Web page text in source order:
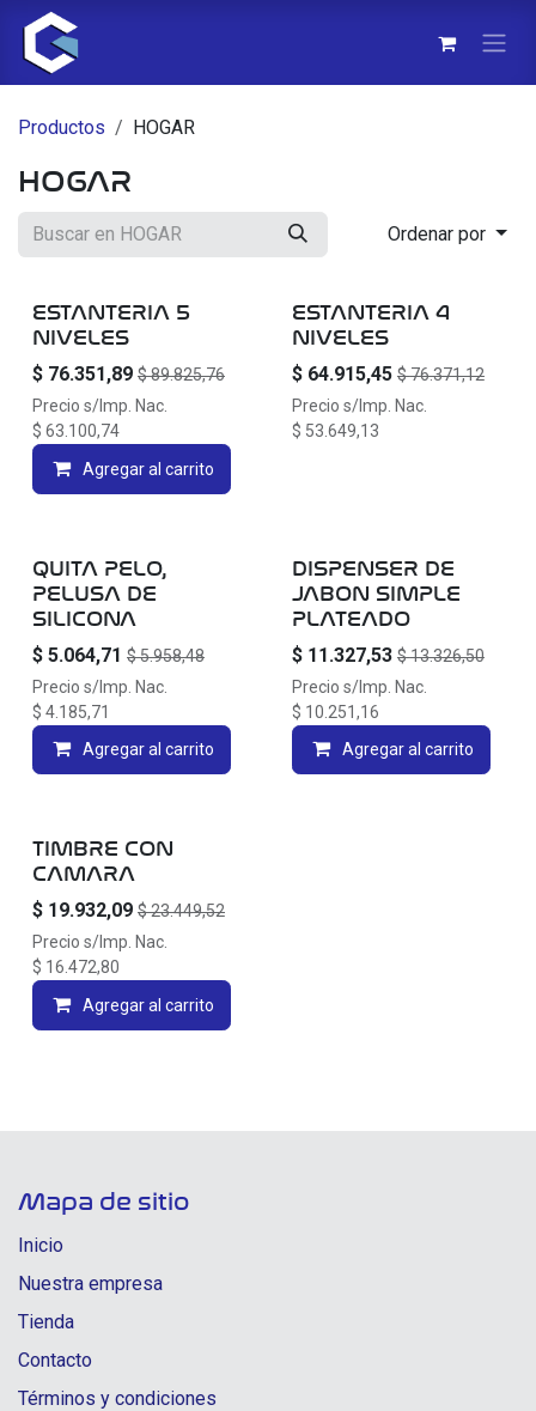
Ir al contenido
Productos HOGAR
HOGAR
Ordenar por
20% OFF
ESTANTERIA 5
NIVELES
$ 76.351,89 $89.825,76
Precio s/Imp. Nac.
$ 63.100,74
Agregar al carrito
20% OFF
ESTANTERIA 4
NIVELES
$ 64.915,45 $76.371,12
Precio s/Imp. Nac.
$ 53.649,13
QUITA PELO,
PELUSA DE
SILICONA
$ 5.064,71 $5.958,48
Precio s/Imp. Nac.
$ 4.185,71
Agregar al carrito
DISPENSER DE
JABON SIMPLE
PLATEADO
$ 11.327,53 $13.326,50
Precio s/Imp. Nac.
$ 10.251,16
Agregar al carrito
TIMBRE CON
CAMARA
$ 19.932,09 $23.449,52
Precio s/Imp. Nac.
$ 16.472,80
Agregar al carrito
Mapa de sitio
Inicio
Nuestra empresa
Tienda
Contacto
Términos y condiciones